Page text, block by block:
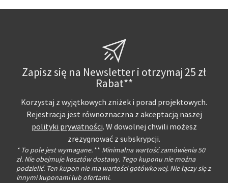
Zapisz się na Newsletter i otrzymaj 25 zł
Rabat**
Korzystaj z wyjątkowych zniżek i porad projektowych.
Rejestracja jest równoznaczna z akceptacją naszej
polityki prywatności. W dowolnej chwili możesz
zrezygnować z subskrypcji.
* To pole jest wymagane. ** Minimalna wartość zamówienia 50
zł. Nie obejmuje kosztów dostawy. Tego kuponu nie można
podzielić. Ten kupon nie ma wartości gotówkowej. Nie łączy się z
innymi kuponami lub ofertami.